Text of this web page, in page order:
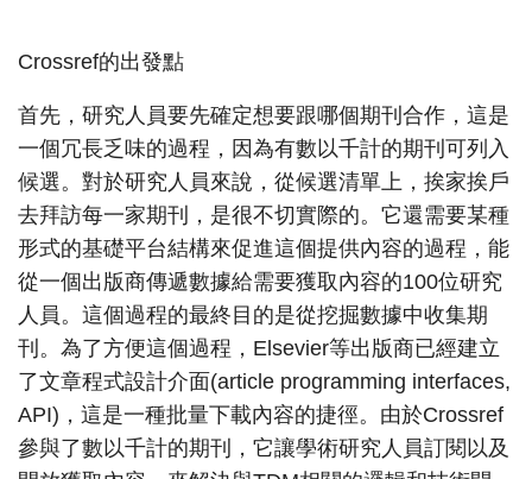
Crossref的出發點
首先，研究人員要先確定想要跟哪個期刊合作，這是
一個冗長乏味的過程，因為有數以千計的期刊可列入
候選。對於研究人員來說，從候選清單上，挨家挨戶
去拜訪每一家期刊，是很不切實際的。它還需要某種
形式的基礎平台結構來促進這個提供內容的過程，能
從一個出版商傳遞數據給需要獲取內容的100位研究
人員。這個過程的最終目的是從挖掘數據中收集期
刊。為了方便這個過程，Elsevier等出版商已經建立
了文章程式設計介面(article programming interfaces,
API)，這是一種批量下載內容的捷徑。由於Crossref
參與了數以千計的期刊，它讓學術研究人員訂閱以及